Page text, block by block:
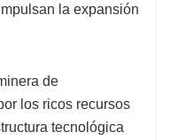
la expansión
de
los ricos recursos
tecnológica